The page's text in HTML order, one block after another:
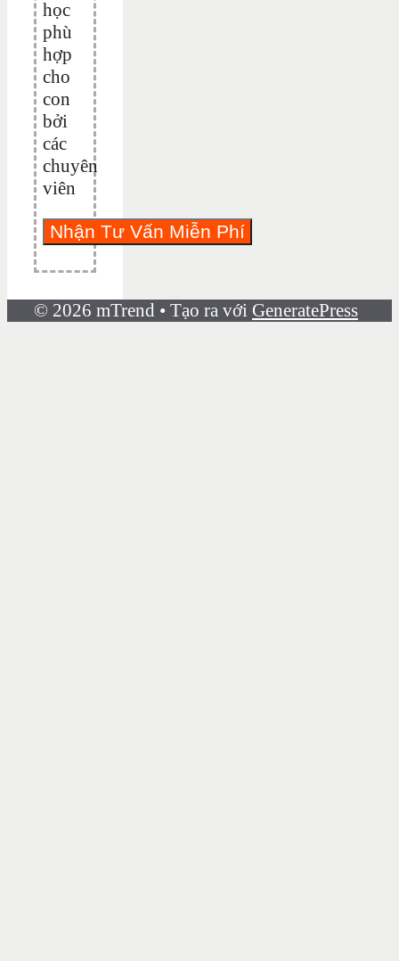
học
phù
hợp
cho
con
bởi
các
chuyên
viên
© 2026 mTrend • Tạo ra với GeneratePress